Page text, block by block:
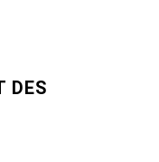
DES